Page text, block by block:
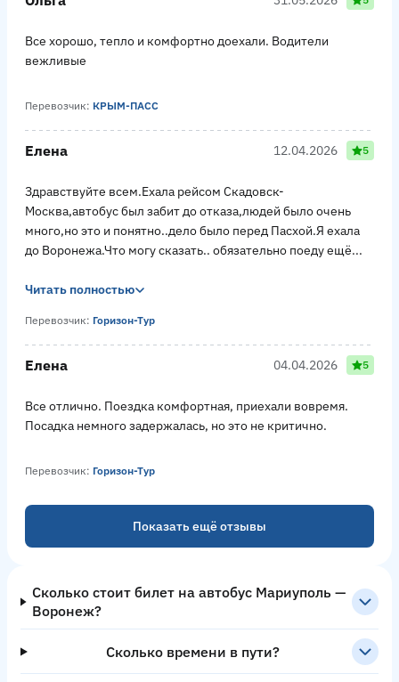
Все хорошо, тепло и комфортно доехали. Водители
вежливые
Перевозчик: КРЫМ-ПАСС
Елена 12.04.2026 5
Здравствуйте всем.Ехала рейсом Скадовск-
Москва,автобус был забит до отказа,людей было очень
много,но это и понятно..дело было перед Пасхой.Я ехала
до Воронежа.Что могу сказать.. обязательно поеду ещё...
Читать полностью
Перевозчик: Горизон-Тур
Елена 04.04.2026 5
Все отлично. Поездка комфортная, приехали вовремя.
Посадка немного задержалась, но это не критично.
Перевозчик: Горизон-Тур
Показать ещё отзывы
Сколько стоит билет на автобус Мариуполь —
Воронеж?
Сколько времени в пути?